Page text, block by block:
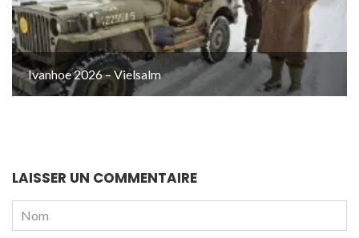
Ivanhoe 2026 – Vielsalm
LAISSER UN COMMENTAIRE